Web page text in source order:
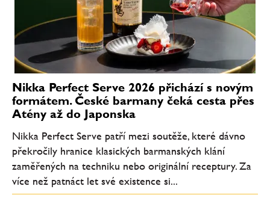
Nikka Perfect Serve 2026 přichází s novým
formátem. České barmany čeká cesta přes
Atény až do Japonska
Nikka Perfect Serve patří mezi soutěže, které dávno
překročily hranice klasických barmanských klání
zaměřených na techniku nebo originální receptury. Za
více než patnáct let své existence si...